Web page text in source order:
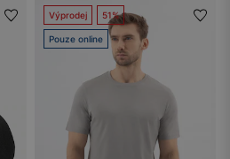
Výprodej 51%
Pouze online